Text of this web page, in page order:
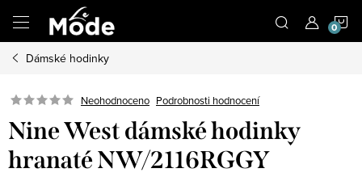
obsah
Dámské hodinky
Neohodnoceno Podrobnosti hodnocení
Nine West dámské hodinky
hranaté NW/2116RGGY